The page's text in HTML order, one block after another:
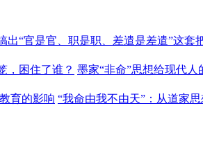
出“官是官、职是职、差遣是差遣”这套
，困住了谁？ 墨家“非命”思想给现代人
育的影响 “我命由我不由天”：从道家